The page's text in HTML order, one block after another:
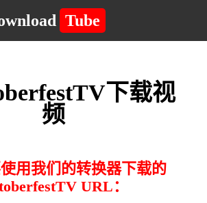
Tube
下载视
频
用我们的转换器下载的
URL：